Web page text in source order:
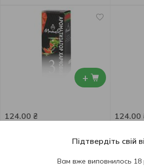
+
124.00 ₴ 124.00
Manoli
10 г
Підтвердіть свій
Вам вже виповнилось 18